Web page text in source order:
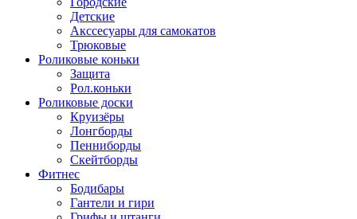
Детские
Акссесуары для самокатов
Трюковые
Роликовые коньки
Защита
Рол.коньки
Роликовые доски
Круизёры
Лонгборды
Пенниборды
Скейтборды
Фитнес
Бодибары
Гантели и гири